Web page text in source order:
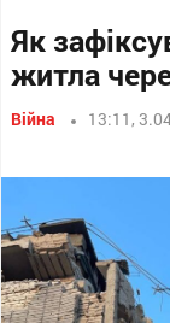
Як
житла
Війна 13:11,